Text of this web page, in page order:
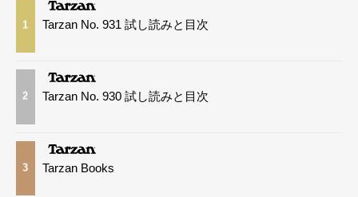
1 Tarzan No. 931 試し読みと目次
2 Tarzan No. 930 試し読みと目次
3 Tarzan Books